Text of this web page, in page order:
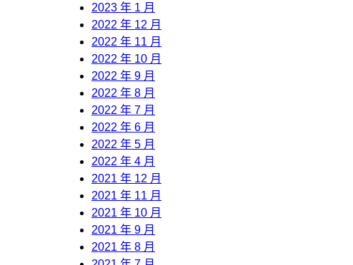
2023 年 1 月
2022 年 12 月
2022 年 11 月
2022 年 10 月
2022 年 9 月
2022 年 8 月
2022 年 7 月
2022 年 6 月
2022 年 5 月
2022 年 4 月
2021 年 12 月
2021 年 11 月
2021 年 10 月
2021 年 9 月
2021 年 8 月